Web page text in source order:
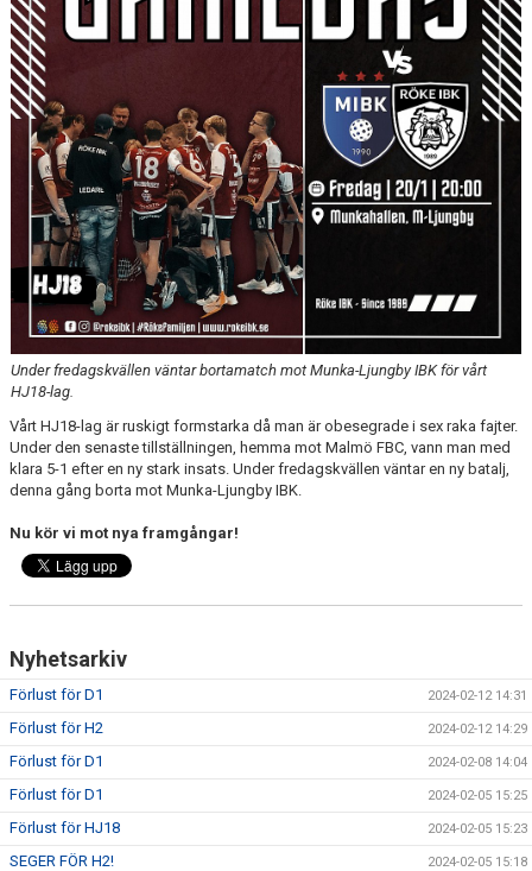
Under fredagskvällen väntar bortamatch mot Munka-Ljungby IBK för vårt
HJ18-lag.
Vårt HJ18-lag är ruskigt formstarka då man är obesegrade i sex raka fajter.
Under den senaste tillställningen, hemma mot Malmö FBC, vann man med
klara 5-1 efter en ny stark insats. Under fredagskvällen väntar en ny batalj,
denna gång borta mot Munka-Ljungby IBK.
Nu kör vi mot nya framgångar!
Nyhetsarkiv
Förlust för D1 2024-02-12 14:31
Förlust för H2 2024-02-12 14:29
Förlust för D1 2024-02-08 14:04
Förlust för D1 2024-02-05 15:25
Förlust för HJ18 2024-02-05 15:23
SEGER FÖR H2! 2024-02-05 15:18